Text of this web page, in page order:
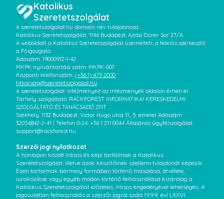
Katolikus
Szeretetszolgálat
A szeretetszolgalat.hu domain név tulajdonosa:
Katolikus Szeretetszolgálat, 1146 Budapest, Ajtósi Dürer Sor 27/A.
A weboldalt a Katolikus Szeretetszolgálat üzemelteti, a felelős szerkesztő
a Főigazgató.
Adószám: 19000912-1-42
MKPK nyilvántartási szám: MKPK-007
Központi telefonszám: (+36 1) 479 2000
titkarsag@szeretetszolgalat.hu
A szeretetszolgálat intézményeit az intézmények oldalon érheti el.
Tárhely szolgáltató: RACKFOREST INFORMATIKAI KERESKEDELMI
SZOLGÁLTATÓ ÉS TANÁCSADÓ ZRT.
Székhely: 1132 Budapest, Victor Hugo utca 11., 5. emelet Adószám:
32056842-2-41 | Telefon 0-24: +36 1 211 0044 Általános ügyfélszolgálat:
support@rackforest.hu
Szerzői jogi nyilatkozat
A honlapon közölt írásos és képi tartalmak a Katolikus
Szeretetszolgálat, illetve azok készítőinek szellemi tulajdonát képezik.
Ezen tartalmak bármely formában történő másolása, átvétele,
újraközlése vagy egyéb módon történő felhasználása kizárólag a
Katolikus Szeretetszolgálat előzetes, írásos engedélyével lehetséges. A
jogosulatlan felhasználás a szerzői jogról szóló 1999. évi LXXVI.